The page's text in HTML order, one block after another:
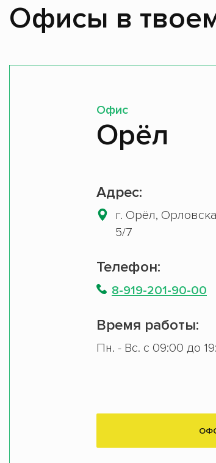
Офисы в
Офис
Орёл
Адрес:
г. Орёл,
5/7
Телефон:
8-919-201-90-00
Время работы:
Пн. - Вс. с 09:00 до